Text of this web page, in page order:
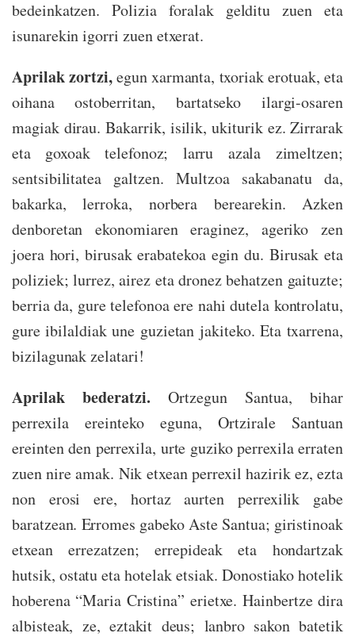
bedeinkatzen. Polizia foralak gelditu zuen eta
isunarekin igorri zuen etxerat.
Aprilak zortzi,egun xarmanta, txoriak erotuak, eta
oihana ostoberritan, bartatseko ilargi-osaren
magiak dirau. Bakarrik, isilik, ukiturik ez. Zirrarak
eta goxoak telefonoz; larru azala zimeltzen;
sentsibilitatea galtzen. Multzoa sakabanatu da,
bakarka, lerroka, norbera berearekin. Azken
denboretan ekonomiaren eraginez, ageriko zen
joera hori, birusak erabatekoa egin du. Birusak eta
poliziek; lurrez, airez eta dronez behatzen gaituzte;
berria da, gure telefonoa ere nahi dutela kontrolatu,
gure ibilaldiak une guzietan jakiteko. Eta txarrena,
bizilagunak zelatari!
Aprilak bederatzi. Ortzegun Santua, bihar
perrexila ereinteko eguna, Ortzirale Santuan
ereinten den perrexila, urte guziko perrexila erraten
zuen nire amak. Nik etxean perrexil hazirik ez, ezta
non erosi ere, hortaz aurten perrexilik gabe
baratzean. Erromes gabeko Aste Santua; giristinoak
etxean errezatzen; errepideak eta hondartzak
hutsik, ostatu eta hotelak etsiak. Donostiako hotelik
hoberena “Maria Cristina” erietxe. Hainbertze dira
albisteak, ze, eztakit deus; lanbro sakon batetik